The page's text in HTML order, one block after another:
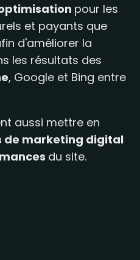
pour les
et payants que
d'améliorer la
les résultats des
, Google et Bing entre
aussi mettre en
de marketing digital
du site.